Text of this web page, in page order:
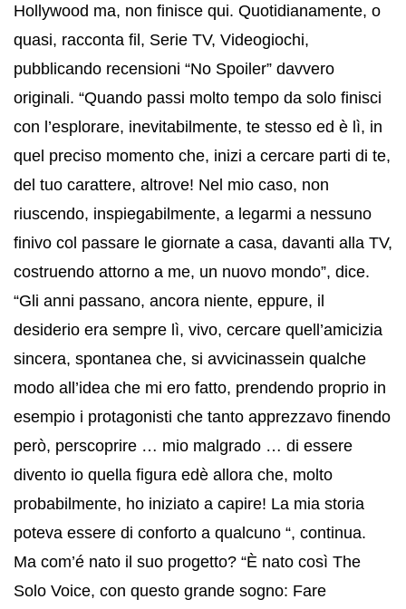
Hollywood ma, non finisce qui. Quotidianamente, o
quasi, racconta fil, Serie TV, Videogiochi,
pubblicando recensioni “No Spoiler” davvero
originali. “Quando passi molto tempo da solo finisci
con l’esplorare, inevitabilmente, te stesso ed è lì, in
quel preciso momento che, inizi a cercare parti di te,
del tuo carattere, altrove! Nel mio caso, non
riuscendo, inspiegabilmente, a legarmi a nessuno
finivo col passare le giornate a casa, davanti alla TV,
costruendo attorno a me, un nuovo mondo”, dice.
“Gli anni passano, ancora niente, eppure, il
desiderio era sempre lì, vivo, cercare quell’amicizia
sincera, spontanea che, si avvicinassein qualche
modo all’idea che mi ero fatto, prendendo proprio in
esempio i protagonisti che tanto apprezzavo finendo
però, perscoprire … mio malgrado … di essere
divento io quella figura edè allora che, molto
probabilmente, ho iniziato a capire! La mia storia
poteva essere di conforto a qualcuno “, continua.
Ma com’é nato il suo progetto? “È nato così The
Solo Voice, con questo grande sogno: Fare